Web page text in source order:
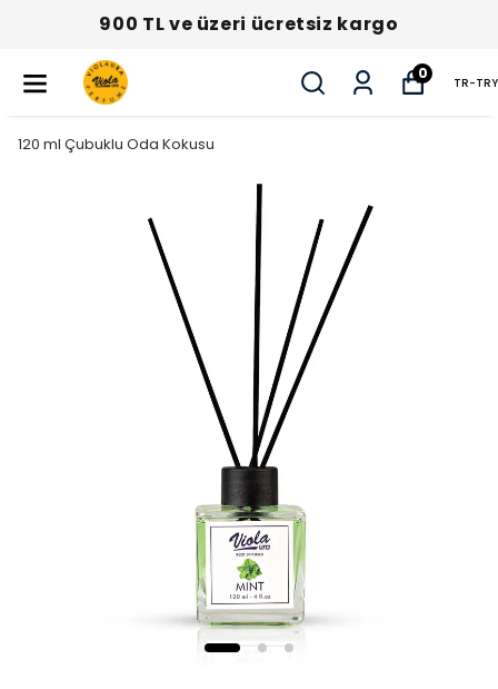
900 TL ve üzeri ücretsiz kargo
0
TR-TRY
120 ml Çubuklu Oda Kokusu